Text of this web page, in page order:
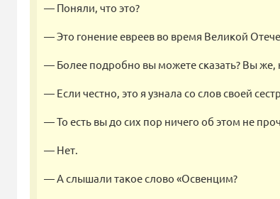
— Поняли, что это?
— Это гонение евреев во время Великой
— Более подробно вы можете сказать? Вы же,
— Если честно, это я узнала со слов своей
— То есть вы до сих пор ничего об этом не
— Нет.
— А слышали такое слово «Освенцим?